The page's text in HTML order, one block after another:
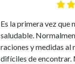
Es la primera vez que
saludable.
raciones y medidas
difíciles de encontrar.